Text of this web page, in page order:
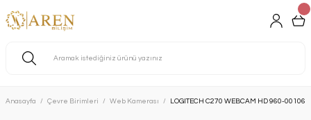
Anasayfa Çevre Birimleri Web Kamerası LOGITECH C270 WEBCAM HD 960-001063